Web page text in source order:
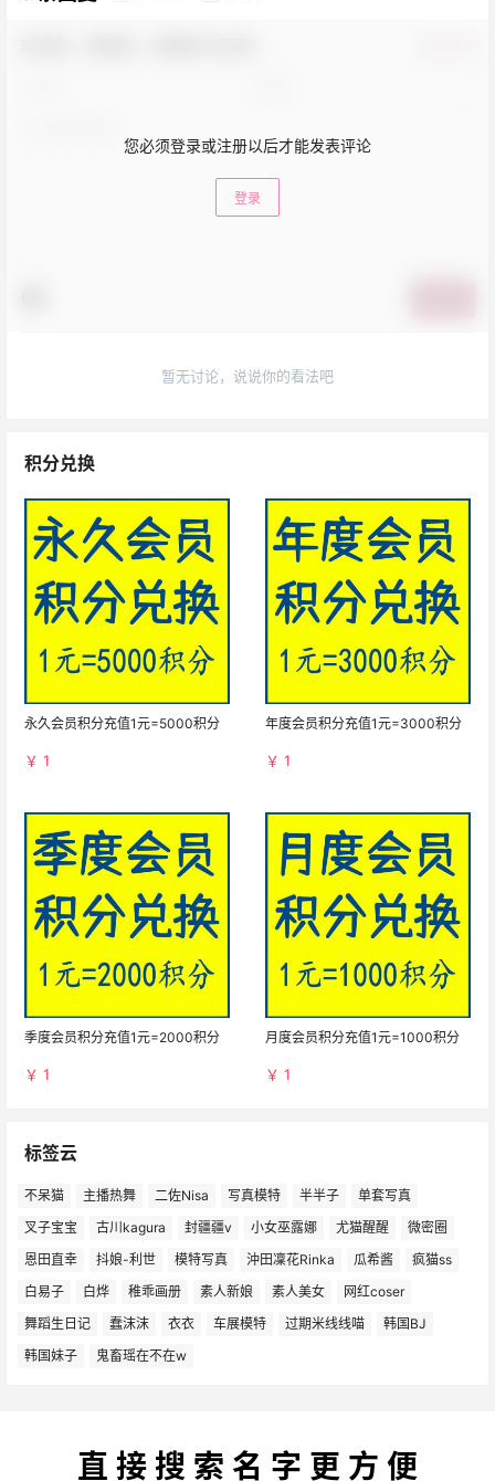
您必须登录或注册以后才能发表评论
登录
暂无讨论，说说你的看法吧
积分兑换
永久会员积分充值1元=5000积分
￥ 1
年度会员积分充值1元=3000积分
￥ 1
季度会员积分充值1元=2000积分
￥ 1
月度会员积分充值1元=1000积分
￥ 1
标签云
不呆猫 主播热舞 二佐Nisa 写真模特 半半子
单套写真
叉子宝宝
古川kagura 封疆疆v 小女巫露娜 尤猫醒醒
微密圈
恩田直幸
抖娘-利世 模特写真 沖田凜花Rinka 瓜希酱
疯猫ss
白易子
白烨 稚乖画册 素人新娘 素人美女
网红coser
舞蹈生日记
蠢沫沫 衣衣 车展模特 过期米线线喵
韩国BJ
韩国妹子
鬼畜瑶在不在w
直 接 搜 索 名 字 更 方 便